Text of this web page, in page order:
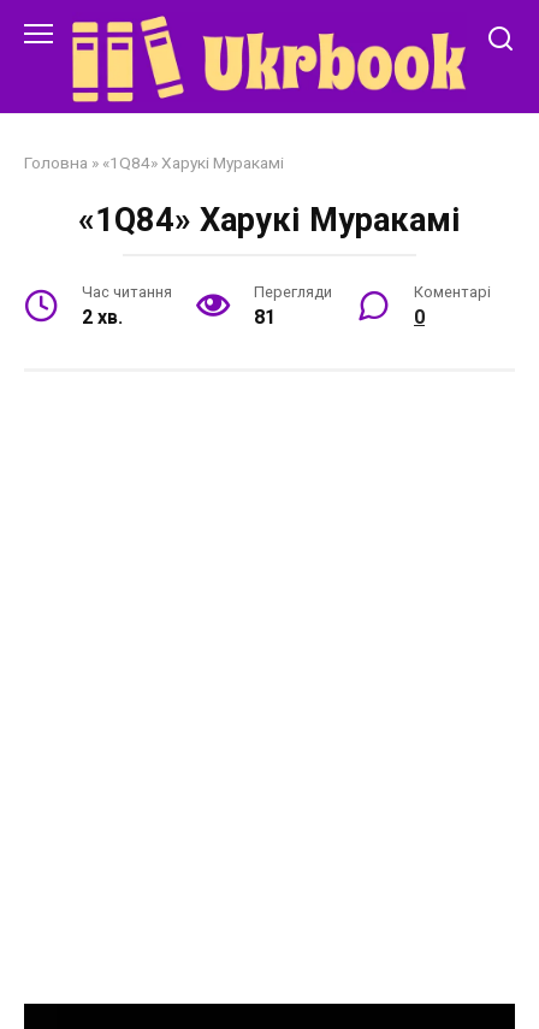
Головна » «1Q84» Харукі Муракамі
«1Q84» Харукі Муракамі
Час читання
2 хв.
Перегляди
81
Коментарі
0